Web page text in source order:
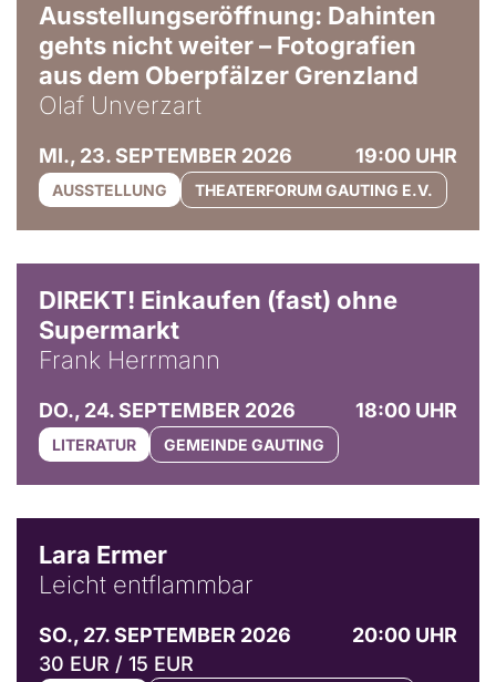
Ausstellungseröffnung: Dahinten
gehts nicht weiter – Fotografien
aus dem Oberpfälzer Grenzland
Olaf Unverzart
MI., 23. SEPTEMBER 2026 19:00 UHR
AUSSTELLUNG THEATERFORUM GAUTING E.V.
DIREKT! Einkaufen (fast) ohne
Supermarkt
Frank Herrmann
DO., 24. SEPTEMBER 2026 18:00 UHR
LITERATUR GEMEINDE GAUTING
Lara Ermer
Leicht entflammbar
SO., 27. SEPTEMBER 2026
20:00 UHR
30 EUR / 15 EUR